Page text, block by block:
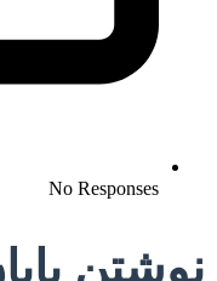
No Responses
نوشتن